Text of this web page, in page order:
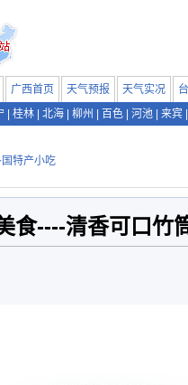
广西首页 天气预报 天气实况
桂林 北海 柳州 百色 河池 来宾
特产小吃
食----清香可口竹